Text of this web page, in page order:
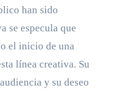
han sido
se especula que
el inicio de una
línea creativa. Su
y su deseo